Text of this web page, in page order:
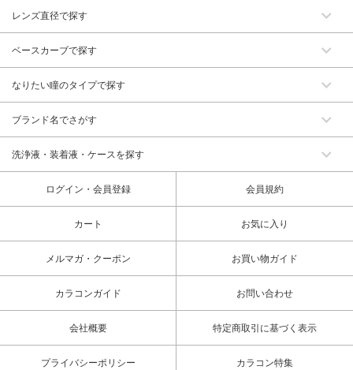
レンズ直径で探す
ベースカーブで探す
なりたい瞳のタイプで探す
ブランド名でさがす
洗浄液・装着液・ケースを探す
ログイン・会員登録 会員規約
カート お気に入り
メルマガ・クーポン お買い物ガイド
カラコンガイド お問い合わせ
会社概要 特定商取引に基づく表示
プライバシーポリシー カラコン特集